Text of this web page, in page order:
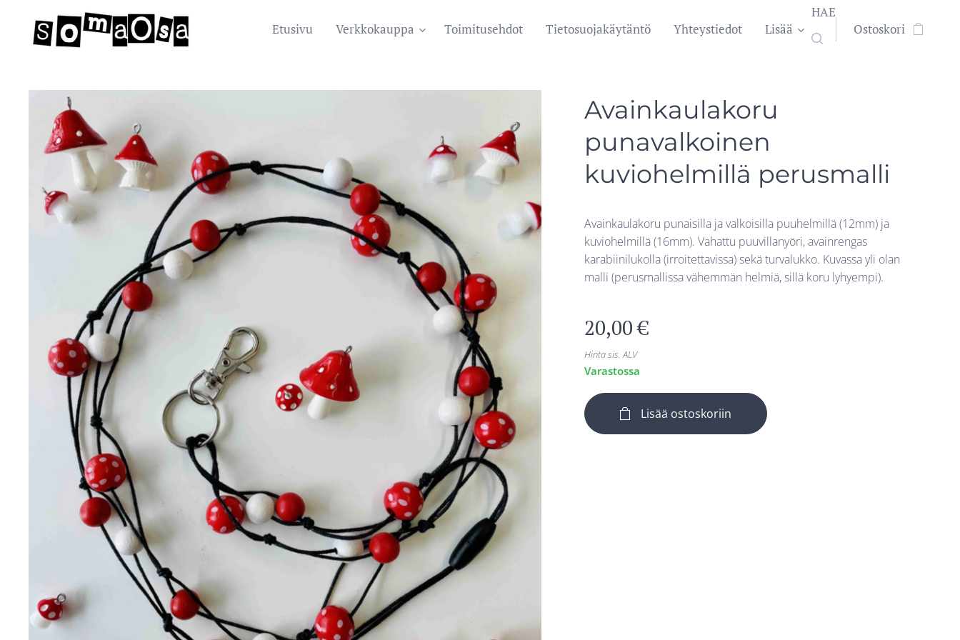
Etusivu Verkkokauppa Toimitusehdot Tietosuojakäytäntö Yhteystiedot Lisää
HAE
Ostoskori
Avainkaulakoru
punavalkoinen
kuviohelmillä perusmalli
Avainkaulakoru punaisilla ja valkoisilla puuhelmillä (12mm) ja
kuviohelmillä (16mm). Vahattu puuvillanyöri, avainrengas
karabiinilukolla (irroitettavissa) sekä turvalukko. Kuvassa yli olan
malli (perusmallissa vähemmän helmiä, sillä koru lyhyempi).
20,00€
Hinta sis. ALV
Varastossa
Lisää ostoskoriin